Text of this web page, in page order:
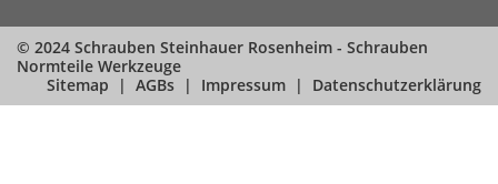
© 2024 Schrauben Steinhauer Rosenheim - Schrauben
Normteile Werkzeuge
Sitemap
AGBs Impressum Datenschutzerklärung